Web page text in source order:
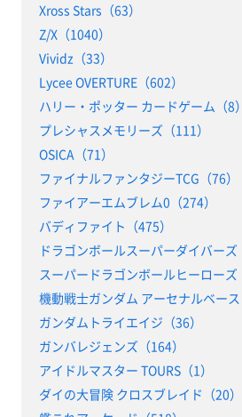
Xross Stars（63）
Z/X（1040）
Vividz（33）
Lycee OVERTURE（602）
ハリー・ポッター カードゲーム（8）
プレシャスメモリーズ（111）
OSICA（71）
ファイナルファンタジーTCG（76）
ファイアーエムブレム0（274）
バディファイト（475）
ドラゴンボールスーパーダイバーズ
スーパードラゴンボールヒーローズ
機動戦士ガンダム アーセナルベース
ガンダムトライエイジ（36）
ガンバレジェンズ（164）
アイドルマスター TOURS（1）
ダイの大冒険 クロスブレイド（20）